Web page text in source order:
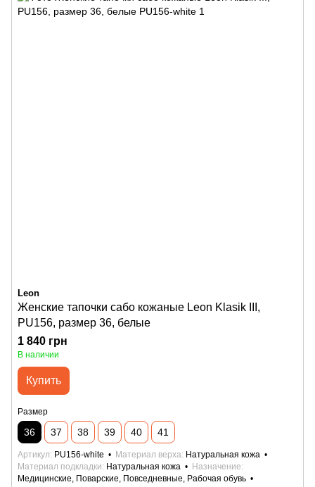
Leon
Женские тапочки сабо кожаные Leon Klasik III,
PU156, размер 36, белые
1 840 грн
В наличии
Купить
Размер
36 37 38 39 40 41
Артикул PU156-white Материал верха Натуральная кожа
Материал подкладки
Натуральная кожа
Назначение
Медицинские, Поварские, Повседневные, Рабочая обувь